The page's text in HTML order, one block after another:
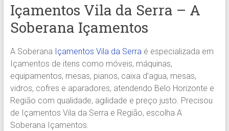
MELHOR
opção
em
Içamentos
em
BH
e
Região.
Segurança,
Agilidade
Içamentos Vila da Serra – A
Soberana Içamentos
A Soberana Içamentos Vila da Serraé especializada em
Içamentos de itens como móveis, máquinas,
equipamentos, mesas, pianos, caixa d’agua, mesas,
vidros, cofres e aparadores, atendendo Belo Horizonte e
Região com qualidade, agilidade e preço justo. Precisou
de Içamentos Vila da Serra e Região, escolha A
Soberana Içamentos.